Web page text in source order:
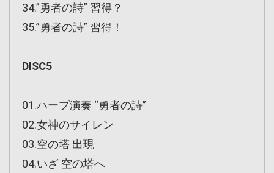
34.”勇者の詩” 習得？
35.”勇者の詩” 習得！
DISC5
01.ハープ演奏 “勇者の詩”
02.女神のサイレン
03.空の塔 出現
04.いざ 空の塔へ